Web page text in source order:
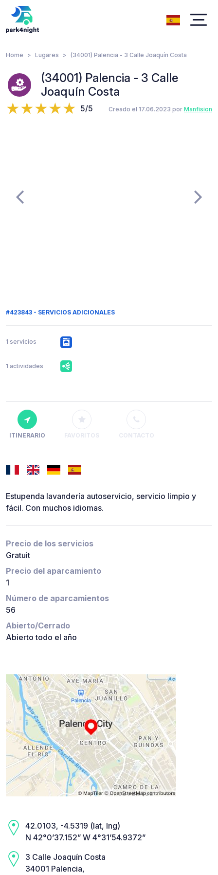
Home Lugares (34001) Palencia - 3 Calle Joaquín Costa
(34001) Palencia - 3 Calle
Joaquín Costa
5/5 Creado el 17.06.2023 por Manfision
#423843 - SERVICIOS ADICIONALES
1 servicios
1 actividades
ITINERARIO FAVORITOS CONTACTO
Estupenda lavandería autoservicio, servicio limpio y
fácil. Con muchos idiomas.
Precio de los servicios
Gratuit
Precio del aparcamiento
1
Número de aparcamientos
56
Abierto/Cerrado
Abierto todo el año
42.0103, -4.5319 (lat, lng)
N 42°0’37.152” W 4°31’54.9372”
3 Calle Joaquín Costa
34001 Palencia,